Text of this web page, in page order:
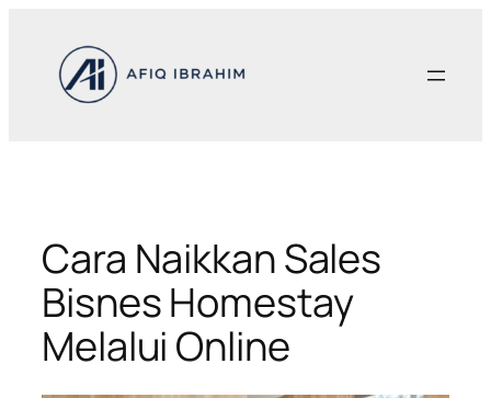
content
Cara Naikkan Sales
Bisnes Homestay
Melalui Online